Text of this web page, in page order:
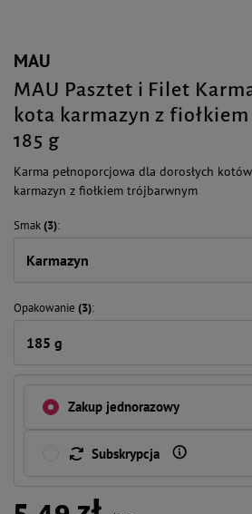
MAU
MAU Pasztet i Filet
kota karmazyn z
185 g
Karma pełnoporcjowa dla dorosłych
karmazyn z fiołkiem trójbarwnym
Smak(3)
Karmazyn
Opakowanie (3)
185 g
Zakup jednorazowy
Subskrypcja